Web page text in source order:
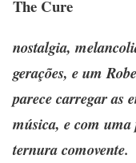
The Cure
nostalgia,
gerações, e um
parece carregar as
música, e com uma
ternura comovente.